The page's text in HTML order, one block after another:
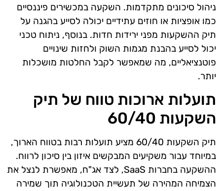
ניהול סיכונים מתקדמות. השקעה במכשירים פיננסיים
כמו אופציות או חוזים עתידיים יכולה לסייע בהגנה על
תיק ההשקעות מפני ירידות חדות. בנוסף, ניתוח טכני
יכול לסייע בהבנת מגמות השוק ולחזות שינויים
פוטנציאליים, מה שמאפשר לקבל החלטות מושכלות
יותר.
תועלות ארוכות טווח של תיק
השקעות 60/40
תיק השקעות 60/40 מציע תועלות רבות בטווח הארוך,
במיוחד עבור משקיעים המבקשים איזון בין סיכון לרווח.
ההשקעה בחברות SaaS, לצד אג"ח, מאפשרת לנצל את
הצמיחה המהירה של תעשיית הטכנולוגיה תוך שמירה